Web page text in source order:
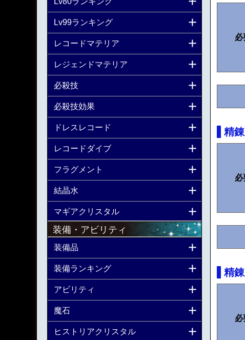
必
精
必
精
必
Lv99ランキング
レコードマテリア
レジェンドマテリア
必殺技
必殺技効果
ドレスレコード
レコードダイブ
フラグメント
結晶水
マギアクリスタル
装備・アビリティ
装備品
装備ランキング
アビリティ
魔石
ヒストリアクリスタル